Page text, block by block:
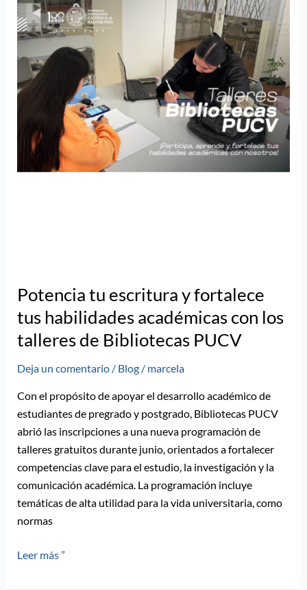
Potencia tu escritura y fortalece
tus habilidades académicas con los
talleres de Bibliotecas PUCV
Deja un comentario / Blog/ marcela
Con el propósito de apoyar el desarrollo académico de
estudiantes de pregrado y postgrado, Bibliotecas PUCV
abrió las inscripciones a una nueva programación de
talleres gratuitos durante junio, orientados a fortalecer
competencias clave para el estudio, la investigación y la
comunicación académica. La programación incluye
temáticas de alta utilidad para la vida universitaria, como
normas
con
los
talleres
de
Bibliotecas
PUCV
Leer más ”